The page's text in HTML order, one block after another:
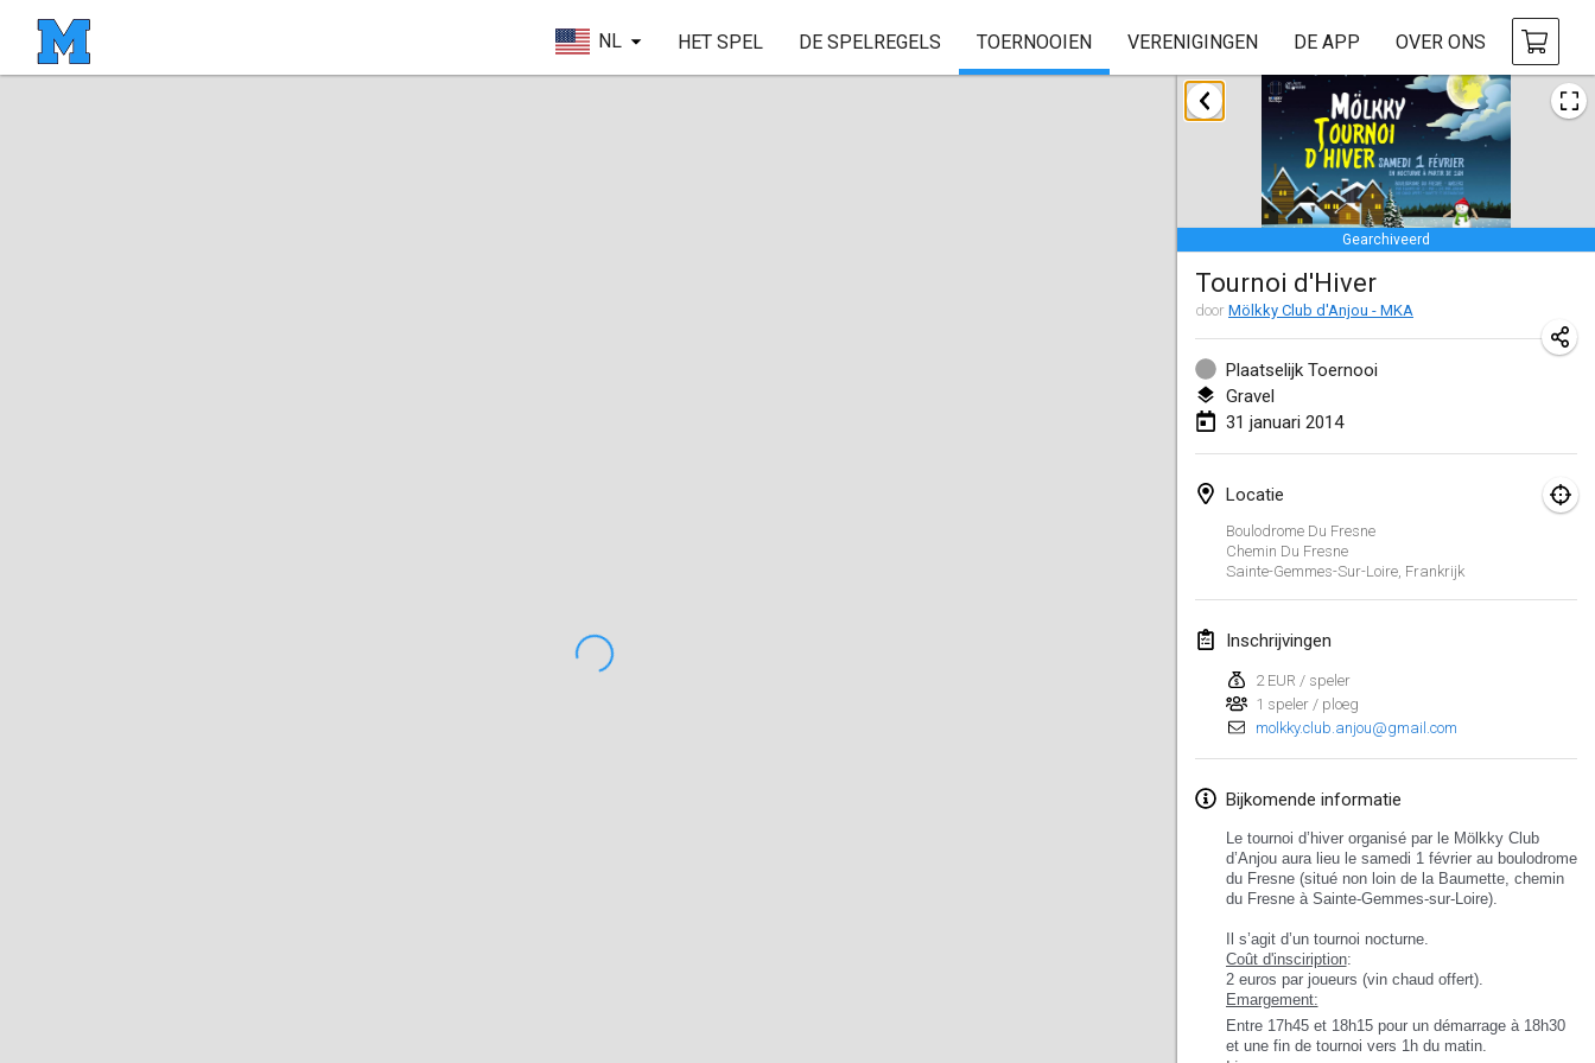
NL HET SPEL DE SPELREGELS TOERNOOIEN VERENIGINGEN DE APP OVER ONS
Gearchiveerd
Tournoi d'Hiver
door Mölkky Club d'Anjou - MKA
Plaatselijk Toernooi
Gravel
31 januari 2014
Locatie
Boulodrome Du Fresne
Chemin Du Fresne
Sainte-Gemmes-Sur-Loire, Frankrijk
Inschrijvingen
2 EUR / speler
1 speler / ploeg
molkky.club.anjou@gmail.com
Bijkomende informatie
Le tournoi d’hiver organisé par le Mölkky Club
d’Anjou aura lieu le samedi 1 février au boulodrome
du Fresne (situé non loin de la Baumette, chemin
du Fresne à Sainte-Gemmes-sur-Loire).
Il s’agit d’un tournoi nocturne.
Coût d'insciription:
2 euros par joueurs (vin chaud offert).
Emargement:
Entre 17h45 et 18h15 pour un démarrage à 18h30
et une fin de tournoi vers 1h du matin.
januari 2014
Tournoi d'Hiver
31 jan. 2014|Frankrijk
maart 2014
7 mrt. 2014|Estland
september 2014
MIM - Masters Individuels de Mölkky
20 sep. 2014